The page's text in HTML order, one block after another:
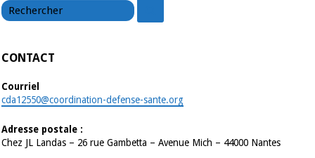
CONTACT
Courriel
cda12550@coordination-defense-sante.org
Adresse postale :
Chez JL Landas – 26 rue Gambetta – Avenue Mich – 44000 Nantes